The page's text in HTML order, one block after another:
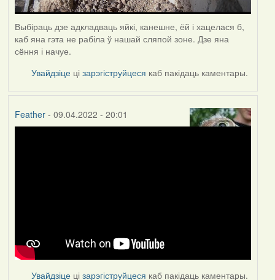
Выбіраць дзе адкладваць яйкі, канешне, ёй і хацелася б,
каб яна гэта не рабіла ў нашай сляпой зоне. Дзе яна
сёння і начуе.
Увайдзіце цізарэгіструйцеся каб пакідаць каментары.
Feather- 09.04.2022 - 20:01
Увайдзіце цізарэгіструйцеся каб пакідаць каментары.